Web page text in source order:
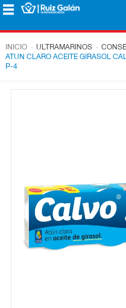
Saltar al contenido
CORPORATIVO
LÁCTEOS
INICIO . ULTRAMARINOS .
ATUN CLARO ACEITE GIRASOL
P-4